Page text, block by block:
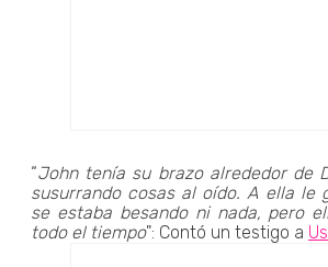
“John tenía su brazo alrededor de
susurrando cosas al oído. A ella le
se estaba besando ni nada, pero
todo el tiempo": Contó un testigo a